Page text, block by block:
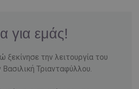
για εμάς!
την λειτουργία του
Τριανταφύλλου.